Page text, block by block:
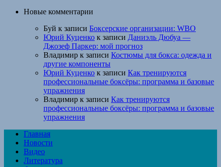
Новые комментарии
Буй к записи Боксерские организации: WBO
Юрий Куценко к записи Даниэль Дюбуа —
Джозеф Паркер: мой прогноз
Владимир к записи Костюмы для бокса: одежда и
другие компоненты
Юрий Куценко к записи Как тренируются
профессиональные боксёры: программа и базовые
упражнения
Владимир к записи Как тренируются
профессиональные боксёры: программа и базовые
упражнения
Главная
Новости
Видео
Литература